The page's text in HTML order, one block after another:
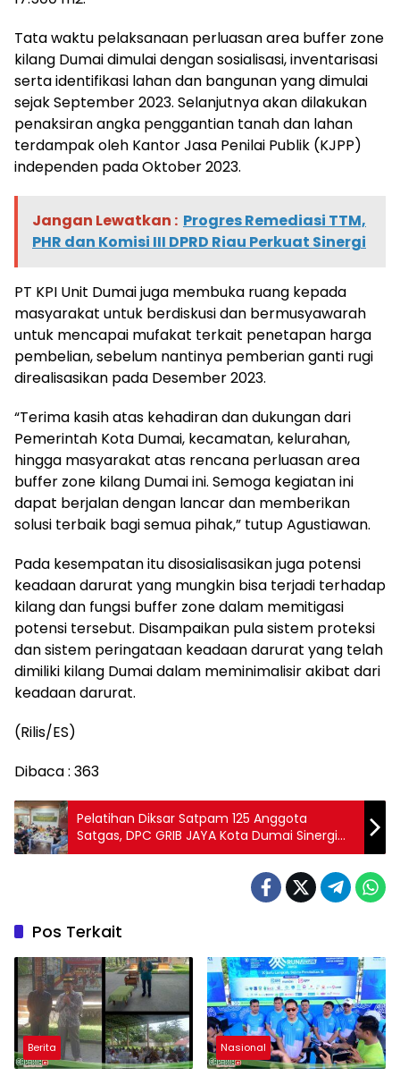
Tata waktu pelaksanaan perluasan area buffer zone
kilang Dumai dimulai dengan sosialisasi, inventarisasi
serta identifikasi lahan dan bangunan yang dimulai
sejak September 2023. Selanjutnya akan dilakukan
penaksiran angka penggantian tanah dan lahan
terdampak oleh Kantor Jasa Penilai Publik (KJPP)
independen pada Oktober 2023.
Jangan Lewatkan : Progres Remediasi TTM,
PHR dan Komisi III DPRD Riau Perkuat Sinergi
PT KPI Unit Dumai juga membuka ruang kepada
masyarakat untuk berdiskusi dan bermusyawarah
untuk mencapai mufakat terkait penetapan harga
pembelian, sebelum nantinya pemberian ganti rugi
direalisasikan pada Desember 2023.
“Terima kasih atas kehadiran dan dukungan dari
Pemerintah Kota Dumai, kecamatan, kelurahan,
hingga masyarakat atas rencana perluasan area
buffer zone kilang Dumai ini. Semoga kegiatan ini
dapat berjalan dengan lancar dan memberikan
solusi terbaik bagi semua pihak,” tutup Agustiawan.
Pada kesempatan itu disosialisasikan juga potensi
keadaan darurat yang mungkin bisa terjadi terhadap
kilang dan fungsi buffer zone dalam memitigasi
potensi tersebut. Disampaikan pula sistem proteksi
dan sistem peringataan keadaan darurat yang telah
dimiliki kilang Dumai dalam meminimalisir akibat dari
keadaan darurat.
(Rilis/ES)
Dibaca : 363
Pelatihan Diksar Satpam 125 Anggota
Satgas, DPC GRIB JAYA Kota Dumai Sinergi
dengan PT Vavi Permata Wayang
Pos Terkait
Berita Nasional